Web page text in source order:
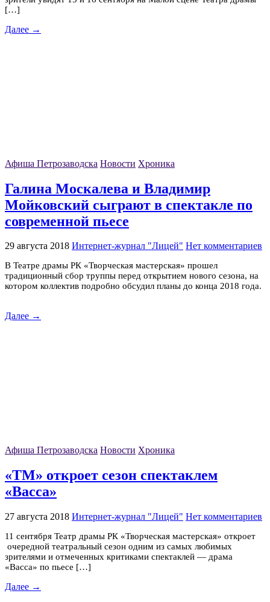
[…]
Далее →
Афиша Петрозаводска Новости Хроника
Галина Москалева и Владимир
Мойковский сыграют в спектакле по
современной пьесе
29 августа 2018 Интернет-журнал "Лицей" Нет комментариев
В Театре драмы РК «Творческая мастерская» прошел
традиционный сбор труппы перед открытием нового сезона, на
котором коллектив подробно обсудил планы до конца 2018 года.
Далее →
Афиша Петрозаводска Новости Хроника
«ТМ» откроет сезон спектаклем
«Васса»
27 августа 2018 Интернет-журнал "Лицей" Нет комментариев
11 сентября Театр драмы РК «Творческая мастерская» откроет
очередной театральный сезон одним из самых любимых
зрителями и отмеченных критиками спектаклей — драма
«Васса» по пьесе […]
Далее →